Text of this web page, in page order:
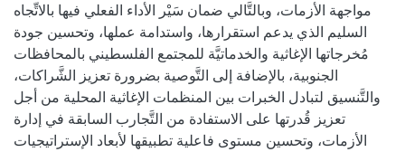
مواجهة الأزمات، وبالتَّالي ضمان سَيْر الأداء الفعلي فيها بالاتِّجاه
السليم الذي يدعم استقرارها، واستدامة عملها، وتحسين جودة
مُخرجاتها الإغاثية والخدماتيَّة للمجتمع الفلسطيني بالمحافظات
الجنوبية، بالإضافة إلى التَّوصية بضرورة تعزيز الشَّراكات،
والتَّنسيق لتبادل الخبرات بين المنظمات الإغاثية المحلية من أجل
تعزيز قُدرتها على الاستفادة من التَّجارب السابقة في إدارة
الأزمات، وتحسين مستوى فاعلية تطبيقها لأبعاد الإستراتيجيات